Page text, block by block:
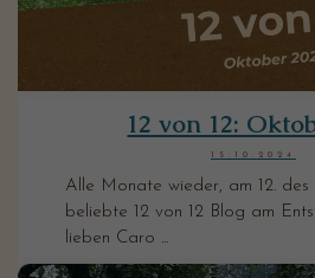
12 von 12:
15.10.2024
Alle Monate wieder, am 12.
beliebte 12 von 12 Blog am
lieben Caro ...